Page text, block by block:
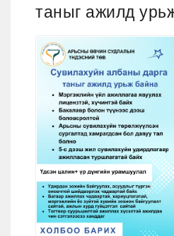
МЭДЭЭ
ИЛ ТОД БАЙДАЛ
СУРГАЛТЫН АЛБА
таныг ажилд